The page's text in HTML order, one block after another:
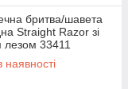
бритва/шавета
Straight Razor зі
лезом 33411